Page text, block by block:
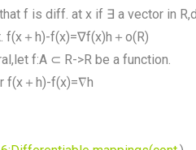
f is diff. at x if ∃ a vector in
f(x＋h)-f(x)=∇f(x)h＋o(R)
f:A ⊂ R->R be a function.
f(x＋h)-f(x)=∇h